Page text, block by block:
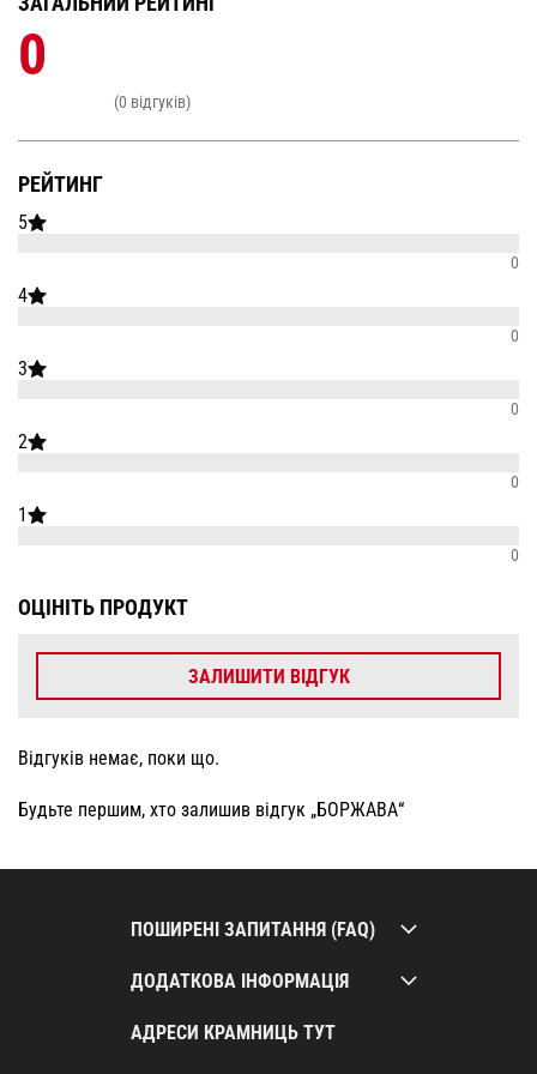
РЕЙТИНГ
5
0
4
0
3
0
2
0
1
0
0
(0 відгуків)
ОЦІНІТЬ ПРОДУКТ
ЗАЛИШИТИ ВІДГУК
Відгуків немає, поки що.
Будьте першим, хто залишив відгук „БОРЖАВА“
ПОШИРЕНІ ЗАПИТАННЯ (FAQ)
ДОДАТКОВА ІНФОРМАЦІЯ
АДРЕСИ КРАМНИЦЬ ТУТ